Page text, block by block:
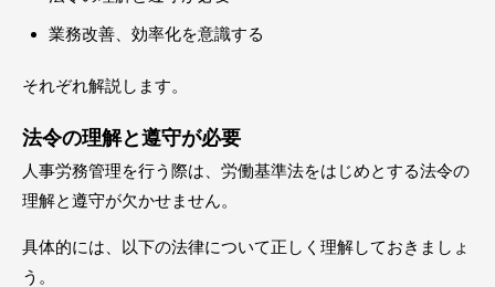
業務改善、効率化を意識する
それぞれ解説します。
法令の理解と遵守が必要
人事労務管理を行う際は、労働基準法をはじめとする法令の
理解と遵守が欠かせません。
具体的には、以下の法律について正しく理解しておきましょ
う。